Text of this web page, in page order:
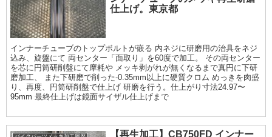
仕上げ。東京都
インナーチューブのトップボルトが嵌る 内ネジに研磨用の治具をネジ
込み、旋盤にて 両センター「面取り」を60度で加工。 その両センター
を芯に円筒研削盤にて摩耗や メッキ剥がれが無くなるまで真円に下研
磨加工、 また下研磨で削った-0.35mm以上に硬質クロム めっきを肉盛
り、再度、円筒研削盤で仕上げ 研磨を行う。仕上がり寸法24.97〜
95mm 最終仕上げは鏡面サイザル仕上げまで
【再生加工】CB750FD インナー